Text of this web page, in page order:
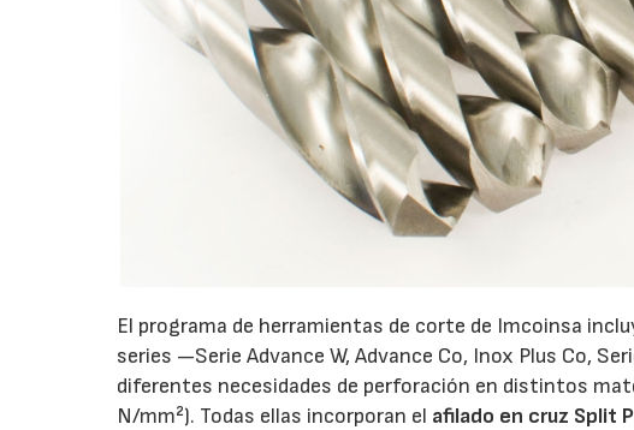
El programa de herramientas de corte de Imcoinsa
series —Serie Advance W, Advance Co, Inox Plus Co,
diferentes necesidades de perforación en distintos
N/mm²). Todas ellas incorporan el afilado en cruz Split